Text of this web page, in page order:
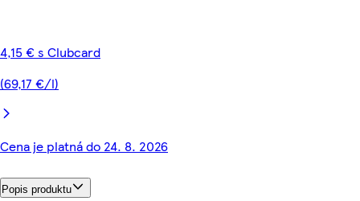
4,15 € s Clubcard
(69,17 €/l)
Cena je platná do 24. 8. 2026
Popis produktu